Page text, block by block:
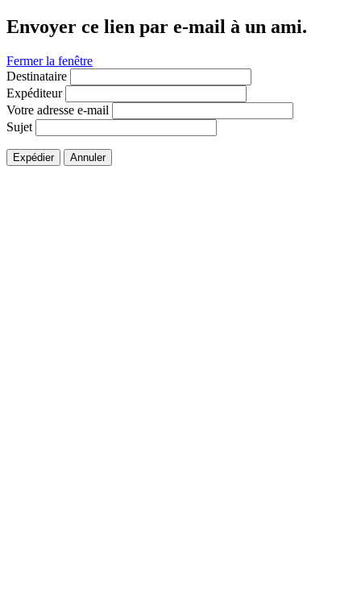
Envoyer ce lien par e-mail à un ami.
Fermer la fenêtre
Destinataire
Expéditeur
Votre adresse e-mail
Sujet
Expédier Annuler